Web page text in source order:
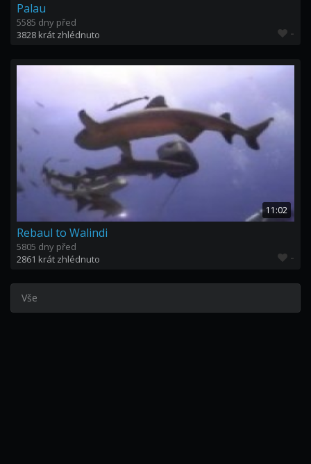
Palau
5585 dny před
3828 krát zhlédnuto
-
11:02
Rebaul to Walindi
5805 dny před
2861 krát zhlédnuto
-
Vše